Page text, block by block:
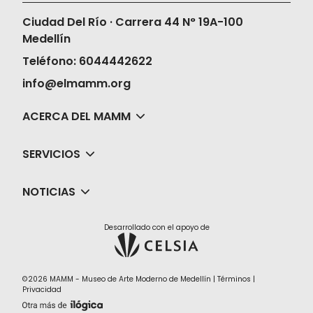
Ciudad Del Río · Carrera 44 N° 19A-100
Medellín
Teléfono: 6044442622
info@elmamm.org
ACERCA DEL MAMM
SERVICIOS
NOTICIAS
Desarrollado con el apoyo de
©2026 MAMM - Museo de Arte Moderno de Medellín | Términos |
Privacidad